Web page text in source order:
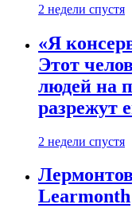
2 недели спустя
«Я
Этот
людей на
разрежут
2 недели спустя
Learmonth